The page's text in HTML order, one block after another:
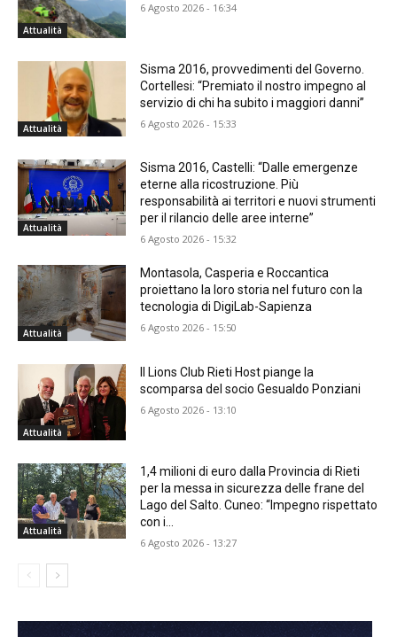
Attualità
6 Agosto 2026 - 16:34
Attualità
Sisma 2016, provvedimenti del Governo.
Cortellesi: “Premiato il nostro impegno al
servizio di chi ha subito i maggiori danni”
6 Agosto 2026 - 15:33
Attualità
Sisma 2016, Castelli: “Dalle emergenze
eterne alla ricostruzione. Più
responsabilità ai territori e nuovi strumenti
per il rilancio delle aree interne”
6 Agosto 2026 - 15:32
Attualità
Montasola, Casperia e Roccantica
proiettano la loro storia nel futuro con la
tecnologia di DigiLab-Sapienza
6 Agosto 2026 - 15:50
Attualità
Il Lions Club Rieti Host piange la
scomparsa del socio Gesualdo Ponziani
6 Agosto 2026 - 13:10
Attualità
1,4 milioni di euro dalla Provincia di Rieti
per la messa in sicurezza delle frane del
Lago del Salto. Cuneo: “Impegno rispettato
con i...
6 Agosto 2026 - 13:27